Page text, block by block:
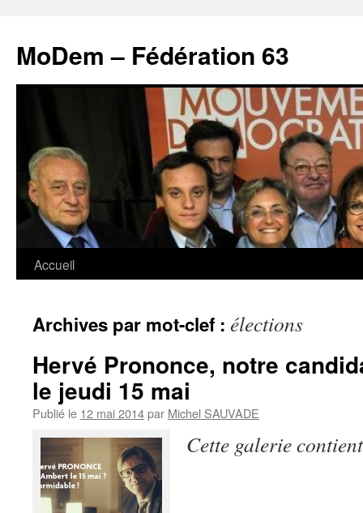
MoDem – Fédération 63
Aller
contenu
Accueil
Archives par mot-clef : élections
Hervé Prononce, notre
le jeudi 15 mai
Publié le 12 mai 2014par Michel SAUVADE
Cette galerie